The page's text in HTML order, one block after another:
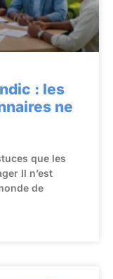
: les
ne
que les
Il n’est
de